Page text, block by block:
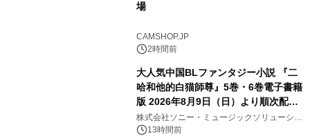
場
CAMSHOP.JP
2時間前
大人気中国BLファンタジー小説 『二
哈和他的白猫師尊』5巻・6巻電子書籍
版 2026年8月9日（日）より順次配信
開始
株式会社ソニー・ミュージックソリューショ
ンズ13時間前